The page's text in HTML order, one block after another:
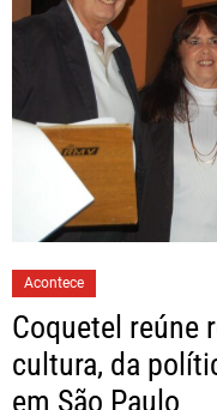
Acontece
Coquetel reúne
cultura, da
em São Paulo